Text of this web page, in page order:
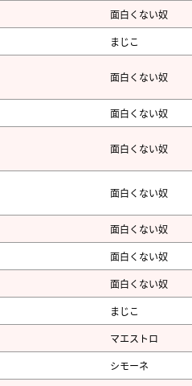
面白くない奴
まじこ
面白くない奴
面白くない奴
面白くない奴
面白くない奴
面白くない奴
面白くない奴
面白くない奴
まじこ
マエストロ
シモーネ